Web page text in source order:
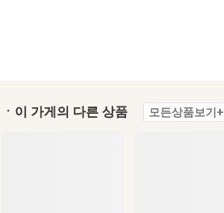
ㆍ이 가게의 다른 상품 모든상품보기+